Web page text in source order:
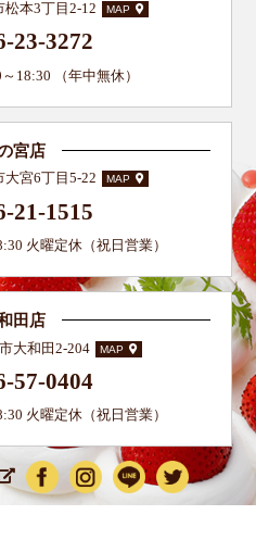
本3丁目2-12 MAP
23-3272
18:30 （年中無休）
宮店
宮6丁目5-22 MAP
21-1515
火曜定休（祝日営業）
田店
大和田2-204 MAP
57-0404
火曜定休（祝日営業）